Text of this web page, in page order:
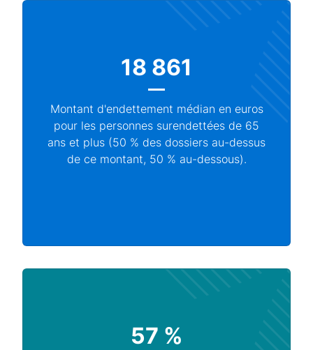
18 861
Montant d'endettement médian en euros
pour les personnes surendettées de 65
ans et plus (50 % des dossiers au-dessus
de ce montant, 50 % au-dessous).
57 %